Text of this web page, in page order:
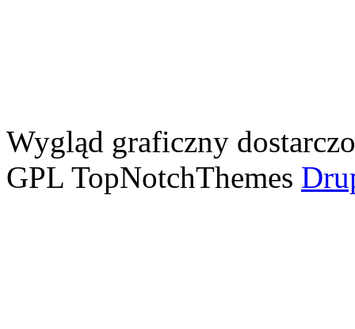
Wygląd graficzny
GPL TopNotchThemes